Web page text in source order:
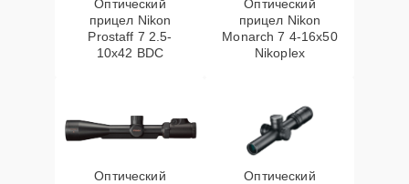
Оптический
прицел Nikon
Prostaff 7 2.5-
10x42 BDC
Оптический
прицел Nikon
Monarch 7 4-16x50
Nikoplex
Оптический
Оптический